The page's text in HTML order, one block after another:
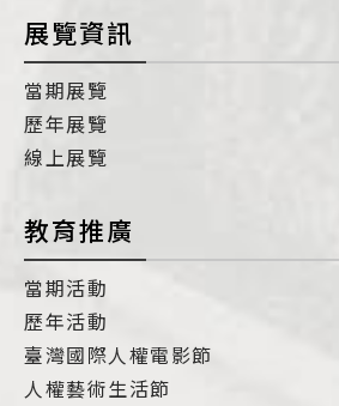
展覽資訊
當期展覽
歷年展覽
線上展覽
教育推廣
當期活動
歷年活動
臺灣國際人權電影節
人權藝術生活節